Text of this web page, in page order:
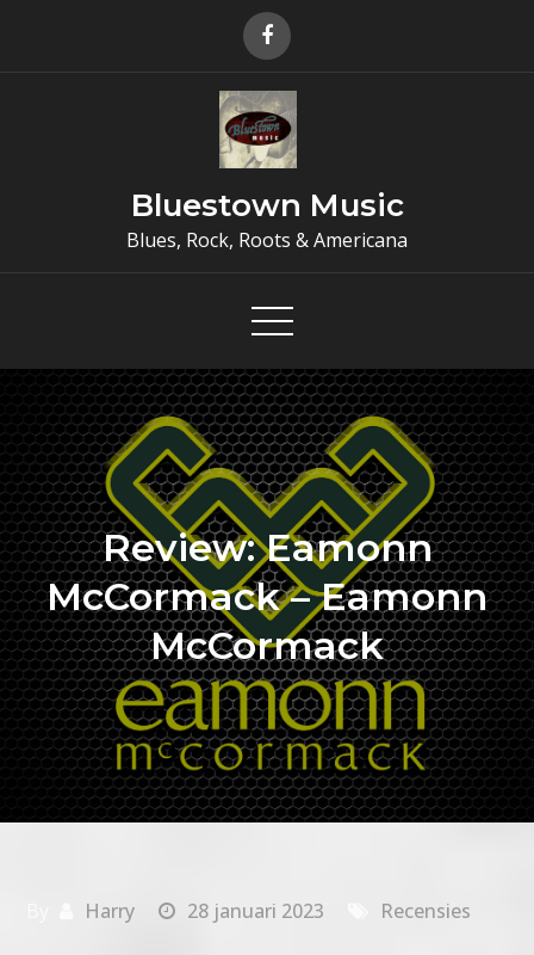
Bluestown Music
Blues, Rock, Roots & Americana
Review: Eamonn
McCormack – Eamonn
McCormack
Harry 28 januari 2023 Recensies